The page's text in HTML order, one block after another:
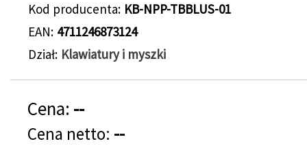
Kod producenta KB-NPP-TBBLUS-01
EAN 4711246873124
Dział Klawiatury i myszki
Cena: --
Cena netto: --